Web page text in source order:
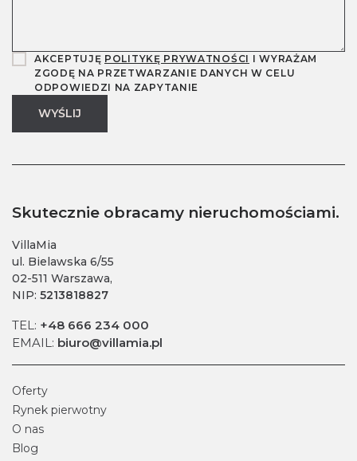
Skutecznie obracamy nieruchomościami.
VillaMia
ul. Bielawska 6/55
02-511 Warszawa,
NIP: 5213818827
TEL: +48 666 234 000
EMAIL: biuro@villamia.pl
Oferty
Rynek pierwotny
O nas
Blog
AKCEPTUJĘ POLITYKĘ PRYWATNOŚCI I WYRAŻAM
ZGODĘ NA PRZETWARZANIE DANYCH W CELU
ODPOWIEDZI NA ZAPYTANIE